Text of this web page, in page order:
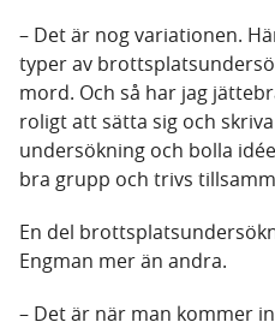
– Det är nog variationen.
typer av
mord. Och så har jag
roligt att sätta sig och
undersökning och bolla
bra grupp och trivs
En del
Engman mer än andra.
– Det är när man kommer